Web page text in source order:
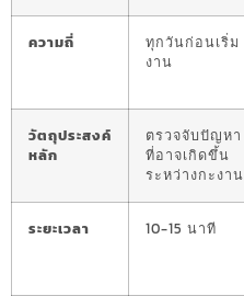
ความถี่
ทุกวันก่อนเริ่ม
งาน
วัตถุประสงค์
หลัก
ตรวจจับปัญหา
ที่อาจเกิดขึ้น
ระหว่างกะงาน
ระยะเวลา 10-15 นาที